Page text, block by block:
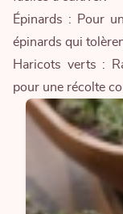
Épinards : Pour
épinards qui
Haricots verts :
pour une récolte